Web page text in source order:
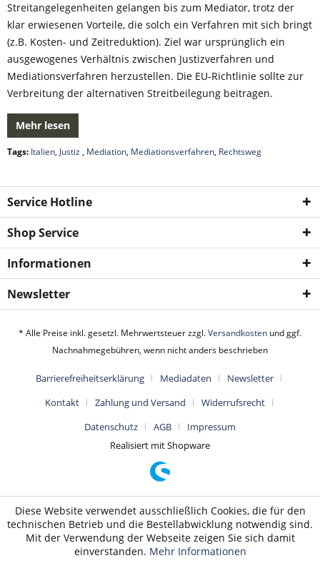
Streitangelegenheiten gelangen bis zum Mediator, trotz der
klar erwiesenen Vorteile, die solch ein Verfahren mit sich bringt
(z.B. Kosten- und Zeitreduktion). Ziel war ursprünglich ein
ausgewogenes Verhältnis zwischen Justizverfahren und
Mediationsverfahren herzustellen. Die EU-Richtlinie sollte zur
Verbreitung der alternativen Streitbeilegung beitragen.
Mehr lesen
Tags: Italien, Justiz, Mediation, Mediationsverfahren, Rechtsweg
Service Hotline
Shop Service
Informationen
Newsletter
* Alle Preise inkl. gesetzl. Mehrwertsteuer zzgl.Versandkosten und ggf.
Nachnahmegebühren, wenn nicht anders beschrieben
Barrierefreiheitserklärung Mediadaten
Newsletter
Kontakt
Zahlung und Versand
Widerrufsrecht
Datenschutz
AGB
Impressum
Realisiert mit Shopware
Diese Website verwendet ausschließlich Cookies, die für den
technischen Betrieb und die Bestellabwicklung notwendig sind.
Mit der Verwendung der Webseite zeigen Sie sich damit
einverstanden. Mehr Informationen